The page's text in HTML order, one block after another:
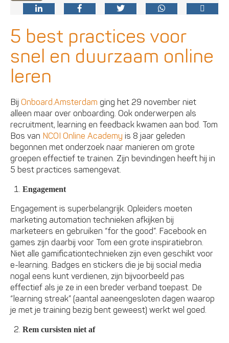
5 best practices voor
snel en duurzaam online
leren
BijOnboard.Amsterdam ging het 29 november niet
alleen maar over onboarding. Ook onderwerpen als
recruitment, learning en feedback kwamen aan bod. Tom
Bos van NCOI Online Academy is 8 jaar geleden
begonnen met onderzoek naar manieren om grote
groepen effectief te trainen. Zijn bevindingen heeft hij in
5 best practices samengevat.
Engagement
Engagement is superbelangrijk. Opleiders moeten
marketing automation technieken afkijken bij
marketeers en gebruiken “for the good”. Facebook en
games zijn daarbij voor Tom een grote inspiratiebron.
Niet alle gamificationtechnieken zijn even geschikt voor
e-learning. Badges en stickers die je bij social media
nogal eens kunt verdienen, zijn bijvoorbeeld pas
effectief als je ze in een breder verband toepast. De
“learning streak” (aantal aaneengesloten dagen waarop
je met je training bezig bent geweest) werkt wel goed.
Rem cursisten niet af